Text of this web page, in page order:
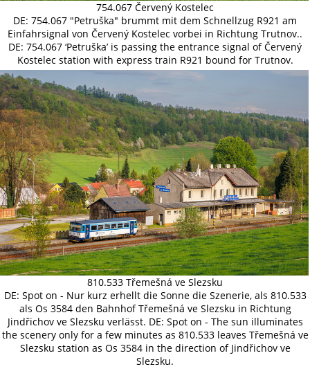
754.067 Červený Kostelec
DE: 754.067 "Petruška" brummt mit dem Schnellzug R921 am
Einfahrsignal von Červený Kostelec vorbei in Richtung Trutnov..
DE: 754.067 ‘Petruška’ is passing the entrance signal of Červený
Kostelec station with express train R921 bound for Trutnov.
810.533 Třemešná ve Slezsku
DE: Spot on - Nur kurz erhellt die Sonne die Szenerie, als 810.533
als Os 3584 den Bahnhof Třemešná ve Slezsku in Richtung
Jindřichov ve Slezsku verlässt. DE: Spot on - The sun illuminates
the scenery only for a few minutes as 810.533 leaves Třemešná ve
Slezsku station as Os 3584 in the direction of Jindřichov ve
Slezsku.